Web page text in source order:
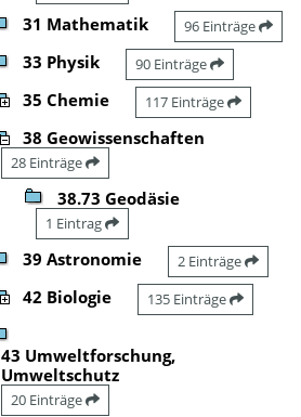
31 Mathematik 96 Einträge
33 Physik 90 Einträge
35 Chemie 117 Einträge
38 Geowissenschaften
28 Einträge
38.73 Geodäsie
1 Eintrag
39 Astronomie 2 Einträge
42 Biologie 135 Einträge
43 Umweltforschung,
Umweltschutz
20 Einträge